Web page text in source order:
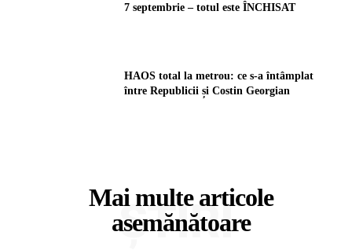
7 septembrie – totul este ÎNCHISAT
HAOS total la metrou: ce s-a întâmplat
între Republicii și Costin Georgian
Mai multe articole
asemănătoare
ȘTIRI